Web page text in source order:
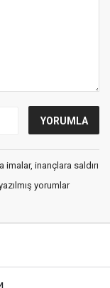
inançlara saldırı
yorumlar